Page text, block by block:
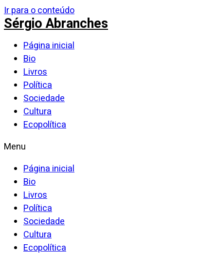
Ir para o conteúdo
Sérgio Abranches
Página inicial
Bio
Livros
Política
Sociedade
Cultura
Ecopolítica
Menu
Página inicial
Bio
Livros
Política
Sociedade
Cultura
Ecopolítica